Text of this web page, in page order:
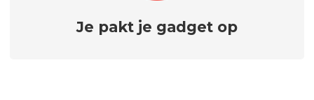
Je pakt je gadget op